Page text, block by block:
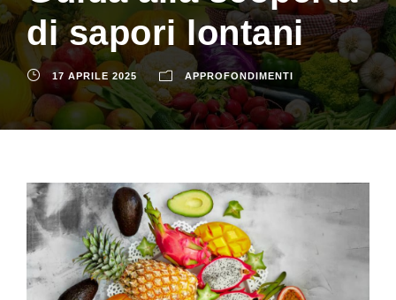
di sapori lontani
17 APRILE 2025 APPROFONDIMENTI